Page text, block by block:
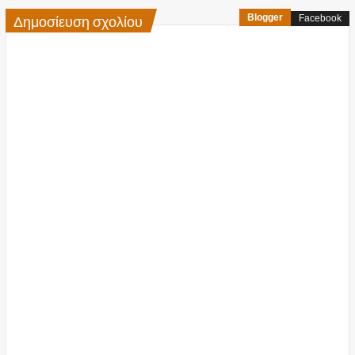
Δημοσίευση σχολίου Blogger Facebook